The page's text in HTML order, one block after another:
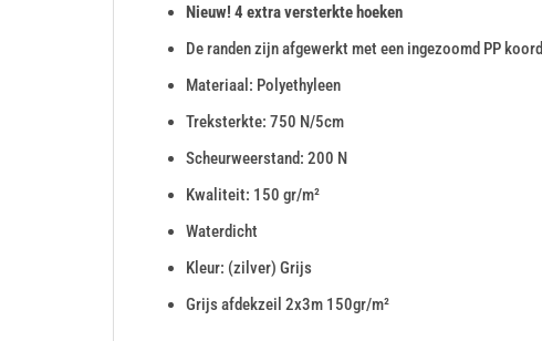
Nieuw! 4 extra versterkte hoeken
De randen zijn afgewerkt met een ingezoomd PP koord
Materiaal: Polyethyleen
Treksterkte: 750 N/5cm
Scheurweerstand: 200 N
Kwaliteit: 150 gr/m²
Waterdicht
Kleur: (zilver) Grijs
Grijs afdekzeil 2x3m 150gr/m²